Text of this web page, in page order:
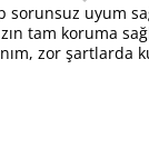
uyum
tam koruma
zor şartlarda